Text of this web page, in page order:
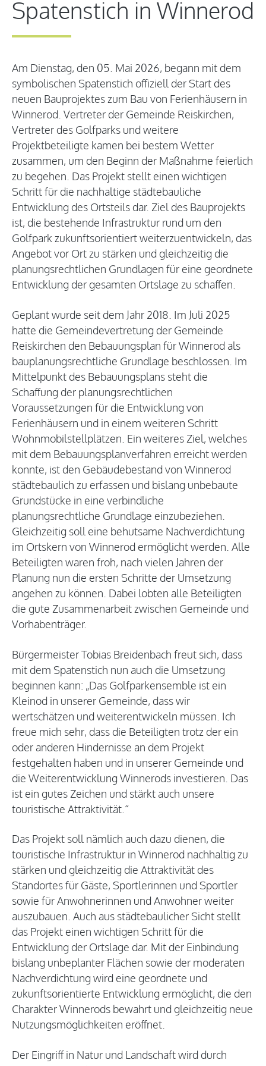
Spatenstich in Winnerod
Am Dienstag, den 05. Mai 2026, begann mit dem
symbolischen Spatenstich offiziell der Start des
neuen Bauprojektes zum Bau von Ferienhäusern in
Winnerod. Vertreter der Gemeinde Reiskirchen,
Vertreter des Golfparks und weitere
Projektbeteiligte kamen bei bestem Wetter
zusammen, um den Beginn der Maßnahme feierlich
zu begehen. Das Projekt stellt einen wichtigen
Schritt für die nachhaltige städtebauliche
Entwicklung des Ortsteils dar. Ziel des Bauprojekts
ist, die bestehende Infrastruktur rund um den
Golfpark zukunftsorientiert weiterzuentwickeln, das
Angebot vor Ort zu stärken und gleichzeitig die
planungsrechtlichen Grundlagen für eine geordnete
Entwicklung der gesamten Ortslage zu schaffen.
Geplant wurde seit dem Jahr 2018. Im Juli 2025
hatte die Gemeindevertretung der Gemeinde
Reiskirchen den Bebauungsplan für Winnerod als
bauplanungsrechtliche Grundlage beschlossen. Im
Mittelpunkt des Bebauungsplans steht die
Schaffung der planungsrechtlichen
Voraussetzungen für die Entwicklung von
Ferienhäusern und in einem weiteren Schritt
Wohnmobilstellplätzen. Ein weiteres Ziel, welches
mit dem Bebauungsplanverfahren erreicht werden
konnte, ist den Gebäudebestand von Winnerod
städtebaulich zu erfassen und bislang unbebaute
Grundstücke in eine verbindliche
planungsrechtliche Grundlage einzubeziehen.
Gleichzeitig soll eine behutsame Nachverdichtung
im Ortskern von Winnerod ermöglicht werden. Alle
Beteiligten waren froh, nach vielen Jahren der
Planung nun die ersten Schritte der Umsetzung
angehen zu können. Dabei lobten alle Beteiligten
die gute Zusammenarbeit zwischen Gemeinde und
Vorhabenträger.
Bürgermeister Tobias Breidenbach freut sich, dass
mit dem Spatenstich nun auch die Umsetzung
beginnen kann: „Das Golfparkensemble ist ein
Kleinod in unserer Gemeinde, dass wir
wertschätzen und weiterentwickeln müssen. Ich
freue mich sehr, dass die Beteiligten trotz der ein
oder anderen Hindernisse an dem Projekt
festgehalten haben und in unserer Gemeinde und
die Weiterentwicklung Winnerods investieren. Das
ist ein gutes Zeichen und stärkt auch unsere
touristische Attraktivität.“
Das Projekt soll nämlich auch dazu dienen, die
touristische Infrastruktur in Winnerod nachhaltig zu
stärken und gleichzeitig die Attraktivität des
Standortes für Gäste, Sportlerinnen und Sportler
sowie für Anwohnerinnen und Anwohner weiter
auszubauen. Auch aus städtebaulicher Sicht stellt
das Projekt einen wichtigen Schritt für die
Entwicklung der Ortslage dar. Mit der Einbindung
bislang unbeplanter Flächen sowie der moderaten
Nachverdichtung wird eine geordnete und
zukunftsorientierte Entwicklung ermöglicht, die den
Charakter Winnerods bewahrt und gleichzeitig neue
Nutzungsmöglichkeiten eröffnet.
Der Eingriff in Natur und Landschaft wird durch